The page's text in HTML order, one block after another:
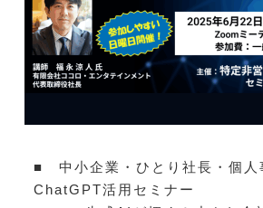
■ 中小企業・ひとり社長・個人
ChatGPT活用セミナー